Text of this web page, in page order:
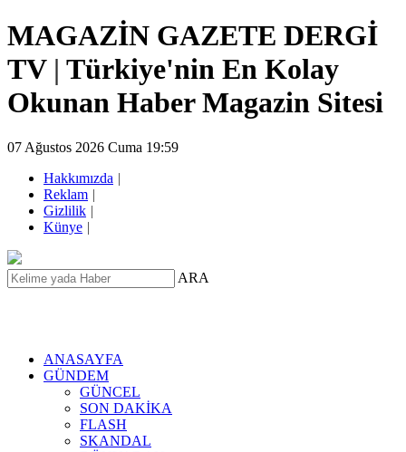
MAGAZİN GAZETE DERGİ
TV | Türkiye'nin En Kolay
Okunan Haber Magazin Sitesi
07 Ağustos 2026 Cuma 19:59
Hakkımızda |
Reklam |
Gizlilik |
Künye |
ARA
ANASAYFA
GÜNDEM
GÜNCEL
SON DAKİKA
FLASH
SKANDAL